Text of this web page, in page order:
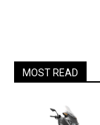
MOST READ